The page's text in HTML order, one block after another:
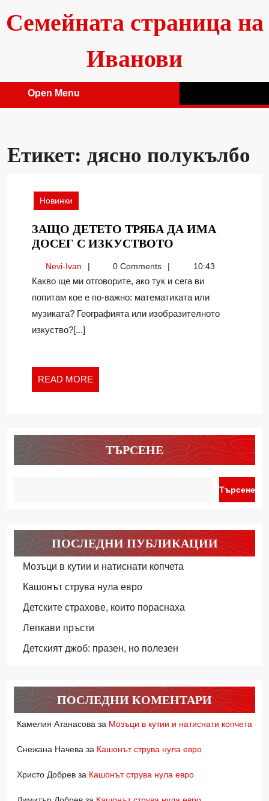
content
Семейната страница на
Иванови
Open Menu
Етикет: дясно полукълбо
Новинки
ЗАЩО ДЕТЕТО ТРЯБА ДА ИМА
ДОСЕГ С ИЗКУСТВОТО
ТРЯБА
ДА
ИМА
ДОСЕГ
Nevi-IvanNevi-
Ivan
0 Comments 10:43
Какво ще ми отговорите, ако тук и сега ви
попитам кое е по-важно: математиката или
музиката? Географията или изобразителното
изкуство?[...]
READ MORE
MORE
ТЪРСЕНЕ
Търсене
ПОСЛЕДНИ ПУБЛИКАЦИИ
Мозъци в кутии и натиснати копчета
Кашонът струва нула евро
Детските страхове, които пораснаха
Лепкави пръсти
Детският джоб: празен, но полезен
ПОСЛЕДНИ КОМЕНТАРИ
Камелия Атанасова за Мозъци в кутии и натиснати копчета
Снежана Начева за Кашонът струва нула евро
Христо Добрев за Кашонът струва нула евро